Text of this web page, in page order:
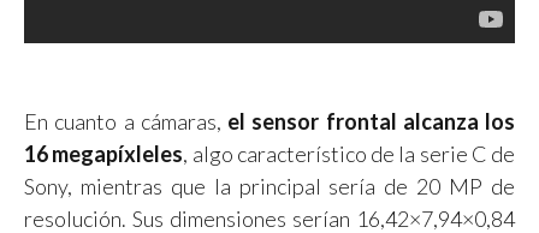
En cuanto a cámaras, el sensor frontal alcanza los
16 megapíxleles, algo característico de la serie C de
Sony, mientras que la principal sería de 20 MP de
resolución. Sus dimensiones serían 16,42×7,94×0,84